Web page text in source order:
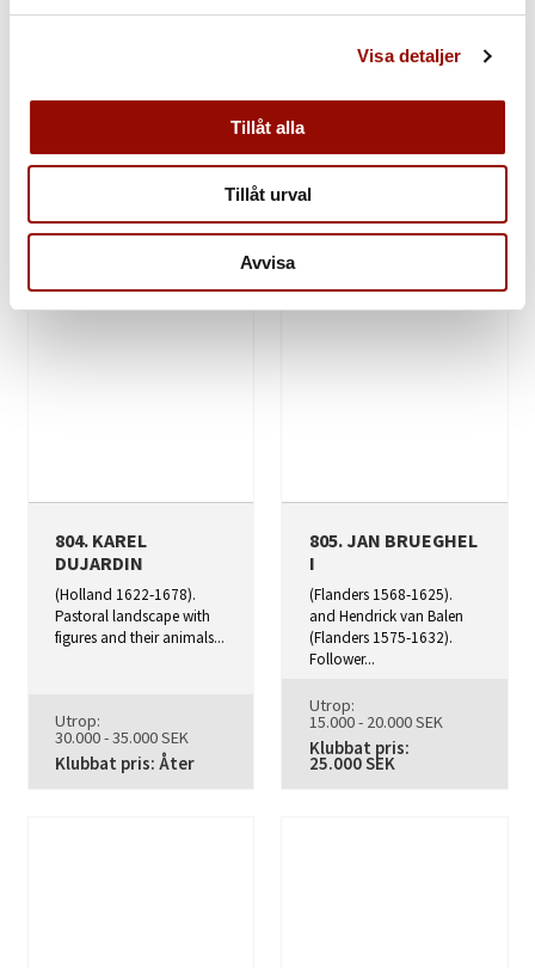
Visa detaljer
Tillåt alla
Tillåt urval
Avvisa
Follower of, 16th/17th
with Saint...
Klubbat pris:
JORDAENS
Christ on his Way to
signed and...
Utrop:
Klubbat pris:
804. KAREL
DUJARDIN
(Holland 1622‑1678).
Pastoral landscape with
figures and their animals...
Utrop:
30.000 - 35.000 SEK
Klubbat pris: Åter
805. JAN BRUEGHEL
I
(Flanders 1568‑1625).
and Hendrick van Balen
(Flanders 1575‑1632).
Follower...
Utrop:
15.000 - 20.000 SEK
Klubbat pris:
25.000 SEK